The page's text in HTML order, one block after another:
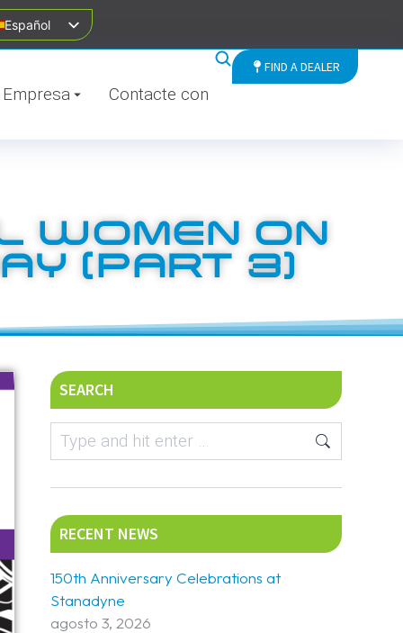
Español
Empresa Contacte con
FIND A DEALER
WOMEN ON
(PART 3)
SEARCH
RECENT NEWS
150th Anniversary Celebrations at
Stanadyne
agosto 3, 2026